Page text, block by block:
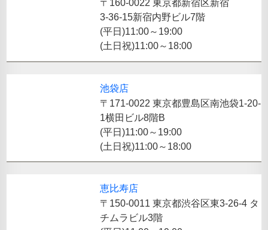
〒160-0022 東京都新宿区新宿
3-36-15新宿内野ビル7階
(平日)11:00～19:00
(土日祝)11:00～18:00
池袋店
〒171-0022 東京都豊島区南池袋1-20-
1横田ビル8階B
(平日)11:00～19:00
(土日祝)11:00～18:00
恵比寿店
〒150-0011 東京都渋谷区東3-26-4 タ
チムラビル3階